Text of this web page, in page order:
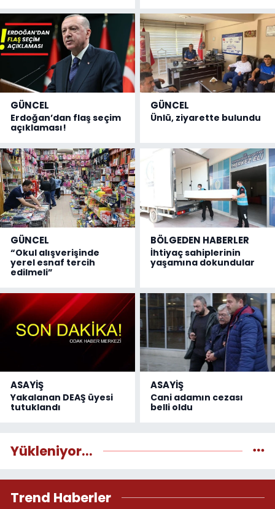
GÜNCEL
Erdoğan’dan flaş seçim
açıklaması!
GÜNCEL
Ünlü, ziyarette bulundu
GÜNCEL
“Okul alışverişinde
yerel esnaf tercih
edilmeli”
BÖLGEDEN HABERLER
İhtiyaç sahiplerinin
yaşamına dokundular
ASAYİŞ
Yakalanan DEAŞ üyesi
tutuklandı
ASAYİŞ
Cani adamın cezası
belli oldu
Yükleniyor...
Trend Haberler